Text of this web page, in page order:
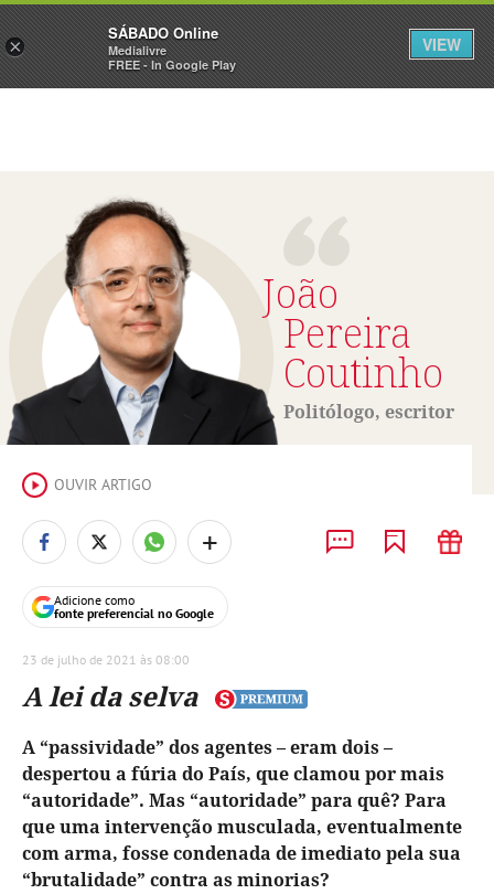
Sábado Assine Iniciar Sessão
João
Pereira
Coutinho
Politólogo, escritor
OUVIR ARTIGO
Adicione como
fonte preferencial no Google
+
23 de julho de 2021 às 08:00
A lei da selva
A “passividade” dos agentes – eram dois –
despertou a fúria do País, que clamou por mais
“autoridade”. Mas “autoridade” para quê? Para
que uma intervenção musculada, eventualmente
com arma, fosse condenada de imediato pela sua
“brutalidade” contra as minorias?
×
SÁBADO Online
Medialivre
FREE - In Google Play
VIEW